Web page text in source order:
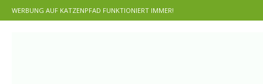
WERBUNG AUF KATZENPFAD FUNKTIONIERT IMMER!